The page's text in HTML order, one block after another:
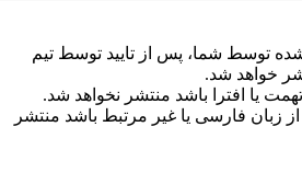
توسط شما، پس از تایید توسط تیم
خواهد شد.
یا افترا باشد منتشر نخواهد شد.
از زبان فارسی یا غیر مرتبط باشد منتشر